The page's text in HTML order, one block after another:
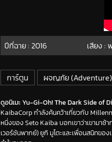
ปีที่ฉาย : 2016 เสียง :
การ์ตูน ผจญภัย (Adventure)
ดูอนิเมะ Yu-Gi-Oh! The Dark Side of
KaibaCorp กำลังค้นคว้าเกี่ยวกับ
หนึ่งของ Seto Kaiba บอกเขาว่าเขามาช้
เวอร์ชันพากย์) ยูกิ มูโตะและเพื่อนสนิทขอ